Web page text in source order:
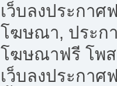
เว็บลงประกา
โฆษณา, ประก
โฆษณาฟรี โพส
เว็บลงประกา